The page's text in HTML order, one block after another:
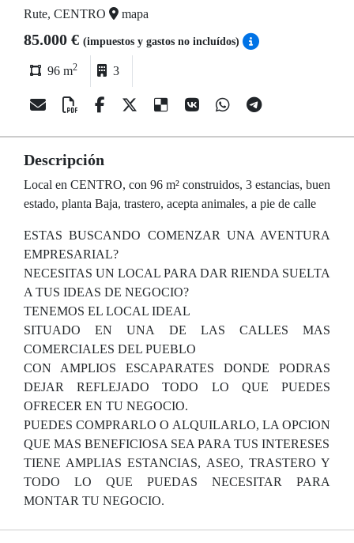
Rute, CENTRO mapa
85.000 € (impuestos y gastos no incluídos)
96 m2 3
Descripción
Local en CENTRO, con 96 m² construidos, 3 estancias, buen
estado, planta Baja, trastero, acepta animales, a pie de calle
ESTAS BUSCANDO COMENZAR UNA AVENTURA
EMPRESARIAL?
NECESITAS UN LOCAL PARA DAR RIENDA SUELTA
A TUS IDEAS DE NEGOCIO?
TENEMOS EL LOCAL IDEAL
SITUADO EN UNA DE LAS CALLES MAS
COMERCIALES DEL PUEBLO
CON AMPLIOS ESCAPARATES DONDE PODRAS
DEJAR REFLEJADO TODO LO QUE PUEDES
OFRECER EN TU NEGOCIO.
PUEDES COMPRARLO O ALQUILARLO, LA OPCION
QUE MAS BENEFICIOSA SEA PARA TUS INTERESES
TIENE AMPLIAS ESTANCIAS, ASEO, TRASTERO Y
TODO LO QUE PUEDAS NECESITAR PARA
MONTAR TU NEGOCIO.